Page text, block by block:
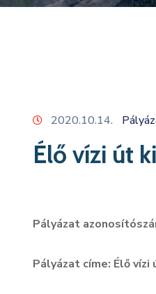
2020.10.14.
Élő vízi út
Pályázat
Pályázat címe: Élő vízi